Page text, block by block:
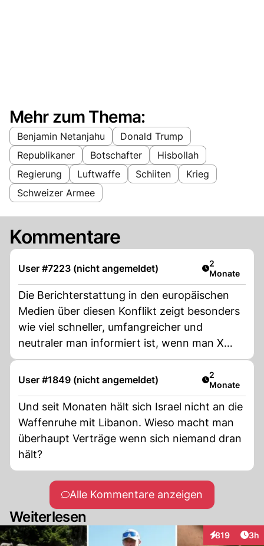
Mehr zum Thema:
Benjamin Netanjahu
Donald Trump
Republikaner
Botschafter
Hisbollah
Regierung
Luftwaffe Schiiten
Krieg
Schweizer Armee
Kommentare
User #7223 (nicht angemeldet) Artikel
2
Monate
Die Berichterstattung in den europäischen
Medien über diesen Konflikt zeigt besonders
wie viel schneller, umfangreicher und
neutraler man informiert ist, wenn man X
nutzt.
User #1849 (nicht angemeldet) Artikel
2
Monate
Und seit Monaten hält sich Israel nicht an die
Waffenruhe mit Libanon. Wieso macht man
überhaupt Verträge wenn sich niemand dran
hält?
Alle Kommentare anzeigen
Weiterlesen
819
Interaktionen
3h